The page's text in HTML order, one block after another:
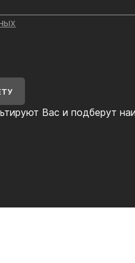
Вас и подберут